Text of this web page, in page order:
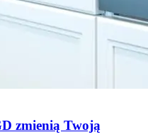
zmienią Twoją